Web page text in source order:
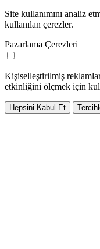
Site kullanımını analiz
kullanılan çerezler.
Pazarlama Çerezleri
Kişiselleştirilmiş
etkinliğini ölçmek için
Hepsini Kabul Et